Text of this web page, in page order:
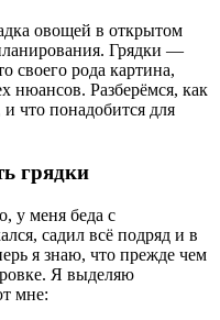
овощей в открытом
Грядки —
своего рода картина,
нюансов. Разберёмся, как
что понадобится для
грядки
у меня беда с
садил всё подряд и в
я знаю, что прежде чем
Я выделяю
мне: